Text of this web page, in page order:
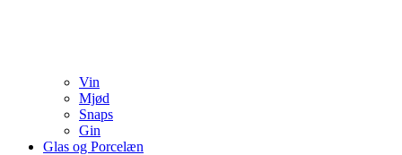
Vin
Mjød
Snaps
Gin
Glas og Porcelæn